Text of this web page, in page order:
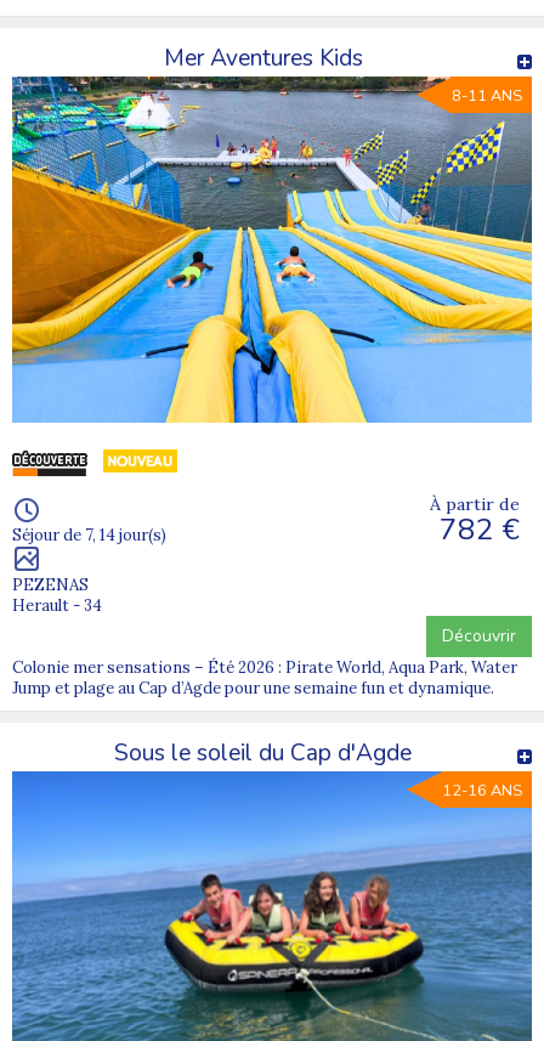
Mer Aventures Kids
8-11 ANS
Séjour de 7, 14 jour(s)
PEZENAS
Herault - 34
À partir de
782 €
Découvrir
Colonie mer sensations – Été 2026 : Pirate World, Aqua Park, Water
Jump et plage au Cap d’Agde pour une semaine fun et dynamique.
Sous le soleil du Cap d'Agde
12-16 ANS